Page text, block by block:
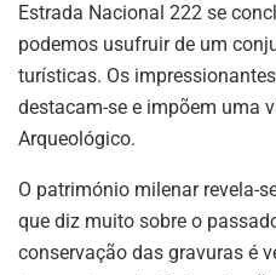
Estrada Nacional 222 se
podemos usufruir de um
turísticas. Os
destacam-se e impõem uma
Arqueológico.
O património milenar revela-
que diz muito sobre o
conservação das gravuras é